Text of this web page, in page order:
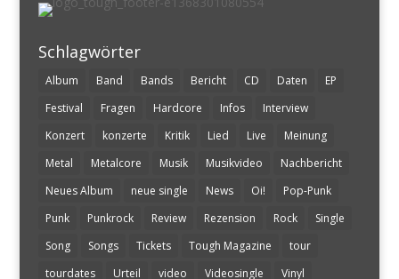
Schlagwörter
Album Band Bands Bericht CD Daten
EP
Festival
Fragen Hardcore Infos
Interview
Konzert
konzerte Kritik Lied Live
Meinung
Metal
Metalcore Musik Musikvideo
Nachbericht
Neues Album
neue single News Oi!
Pop-Punk
Punk
Punkrock Review Rezension Rock
Single
Song
Songs Tickets Tough Magazine
tour
tourdates
Urteil video Videosingle Vinyl